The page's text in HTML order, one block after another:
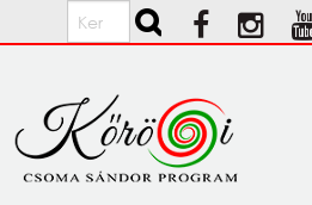
Ugrás a tartalomra
Keresés